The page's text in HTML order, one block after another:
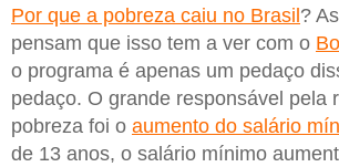
Por que a pobreza caiu no Brasil ?
pensam que isso tem a ver com o
o programa é apenas um pedaço
pedaço. O grande responsável pela
pobreza foi o aumento do salário
de 13 anos, o salário mínimo